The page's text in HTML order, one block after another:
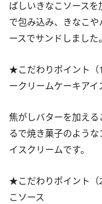
ばしいきなこソース
で包み込み、きなこ
ースでサンドしました。
★こだわりポイント（
ークリームケーキアイ
焦がしバターを加え
るで焼き菓子のよう
イスクリームです。
★こだわりポイント（
こソース